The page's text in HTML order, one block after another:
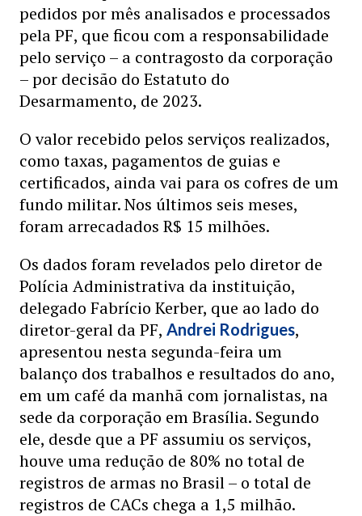
pedidos por mês analisados e processados
pela PF, que ficou com a responsabilidade
pelo serviço – a contragosto da corporação
– por decisão do Estatuto do
Desarmamento, de 2023.
O valor recebido pelos serviços realizados,
como taxas, pagamentos de guias e
certificados, ainda vai para os cofres de um
fundo militar. Nos últimos seis meses,
foram arrecadados R$ 15 milhões.
Os dados foram revelados pelo diretor de
Polícia Administrativa da instituição,
delegado Fabrício Kerber, que ao lado do
diretor-geral da PF, Andrei Rodrigues,
apresentou nesta segunda-feira um
balanço dos trabalhos e resultados do ano,
em um café da manhã com jornalistas, na
sede da corporação em Brasília. Segundo
ele, desde que a PF assumiu os serviços,
houve uma redução de 80% no total de
registros de armas no Brasil – o total de
registros de CACs chega a 1,5 milhão.